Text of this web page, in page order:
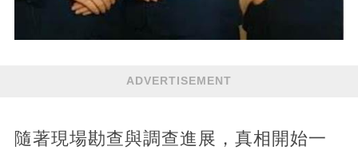
ADVERTISEMENT
隨著現場勘查與調查進展，真相開始一